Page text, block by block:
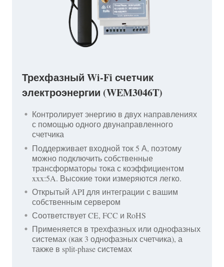
Трехфазный Wi-Fi счетчик
электроэнергии (WEM3046T)
Контролирует энергию в двух направлениях
с помощью одного двунаправленного
счетчика
Поддерживает входной ток 5 А, поэтому
можно подключить собственные
трансформаторы тока с коэффициентом
xxx:5A. Высокие токи измеряются легко.
Открытый API для интеграции с вашим
собственным сервером
Соответствует CE, FCC и RoHS
Применяется в трехфазных или однофазных
системах (как 3 однофазных счетчика), а
также в split-phase системах